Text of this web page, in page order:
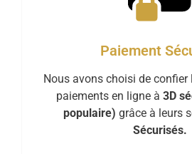
Paiement
Nous avons choisi de
paiements en ligne à 3D
populaire) grâce à leurs
Sécurisés.